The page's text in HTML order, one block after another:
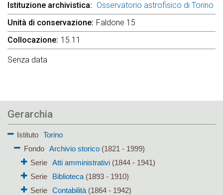
Istituzione archivistica
Osservatorio astrofisico di Torino
Unità di conservazione Faldone 15
Collocazione 15.11
Senza data
Gerarchia
Istituto
Torino
Fondo
Archivio storico(1821 - 1999)
Serie Atti amministrativi(1844 - 1941)
Serie
Biblioteca(1893 - 1910)
Serie Contabilità(1864 - 1942)